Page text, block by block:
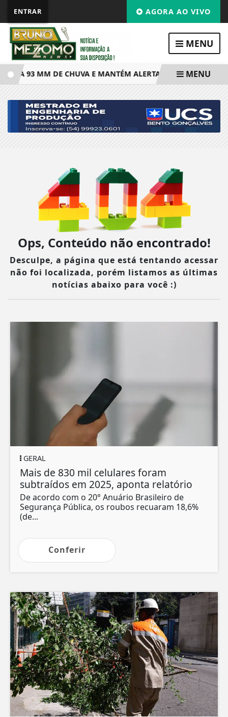
ENTRAR AGORA AO VIVO
MENU
93 MM DE CHUVA E MANTÉM ALERTA PARA TEMPORAIS
MENU
Ops, Conteúdo não encontrado!
Desculpe, a página que está tentando acessar
não foi localizada, porém listamos as últimas
notícias abaixo para você :)
GERAL
Mais de 830 mil celulares foram
subtraídos em 2025, aponta relatório
De acordo com o 20° Anuário Brasileiro de
Segurança Pública, os roubos recuaram 18,6%
(de...
Conferir